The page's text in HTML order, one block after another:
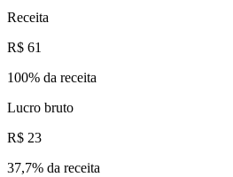
Receita
R$ 61
100% da receita
Lucro bruto
R$ 23
37,7% da receita